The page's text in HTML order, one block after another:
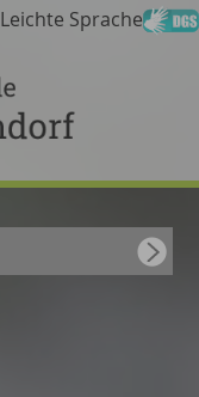
Leichte Sprache